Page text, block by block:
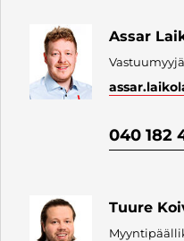
Assar
040 182
Tuure